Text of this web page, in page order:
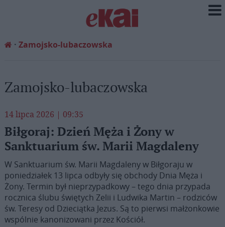
Zamojsko-lubaczowska
Zamojsko-lubaczowska
14 lipca 2026 | 09:35
Biłgoraj: Dzień Męża i Żony w
Sanktuarium św. Marii Magdaleny
W Sanktuarium św. Marii Magdaleny w Biłgoraju w
poniedziałek 13 lipca odbyły się obchody Dnia Męża i
Żony. Termin był nieprzypadkowy – tego dnia przypada
rocznica ślubu świętych Zelii i Ludwika Martin – rodziców
św. Teresy od Dzieciątka Jezus. Są to pierwsi małżonkowie
wspólnie kanonizowani przez Kościół.